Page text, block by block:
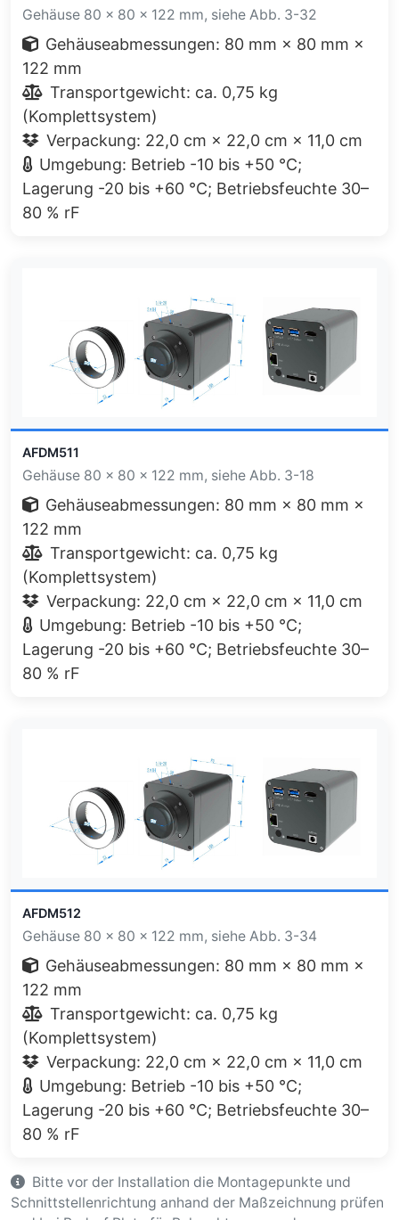
Gehäuse 80 × 80 × 122 mm, siehe Abb. 3-32
Gehäuseabmessungen: 80 mm × 80 mm ×
122 mm
Transportgewicht: ca. 0,75 kg
(Komplettsystem)
Verpackung: 22,0 cm × 22,0 cm × 11,0 cm
Umgebung: Betrieb -10 bis +50 °C;
Lagerung -20 bis +60 °C; Betriebsfeuchte 30–
80 % rF
AFDM511
Gehäuse 80 × 80 × 122 mm, siehe Abb. 3-18
Gehäuseabmessungen: 80 mm × 80 mm ×
122 mm
Transportgewicht: ca. 0,75 kg
(Komplettsystem)
Verpackung: 22,0 cm × 22,0 cm × 11,0 cm
Umgebung: Betrieb -10 bis +50 °C;
Lagerung -20 bis +60 °C; Betriebsfeuchte 30–
80 % rF
AFDM512
Gehäuse 80 × 80 × 122 mm, siehe Abb. 3-34
Gehäuseabmessungen: 80 mm × 80 mm ×
122 mm
Transportgewicht: ca. 0,75 kg
(Komplettsystem)
Verpackung: 22,0 cm × 22,0 cm × 11,0 cm
Umgebung: Betrieb -10 bis +50 °C;
Lagerung -20 bis +60 °C; Betriebsfeuchte 30–
80 % rF
Bitte vor der Installation die Montagepunkte und
Schnittstellenrichtung anhand der Maßzeichnung prüfen